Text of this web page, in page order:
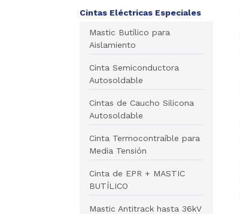
Cintas Eléctricas Especiales
Mastic Butílico para
Aislamiento
Cinta Semiconductora
Autosoldable
Cintas de Caucho Silicona
Autosoldable
Cinta Termocontraíble para
Media Tensión
Cinta de EPR + MASTIC
BUTÍLICO
Mastic Antitrack hasta 36kV